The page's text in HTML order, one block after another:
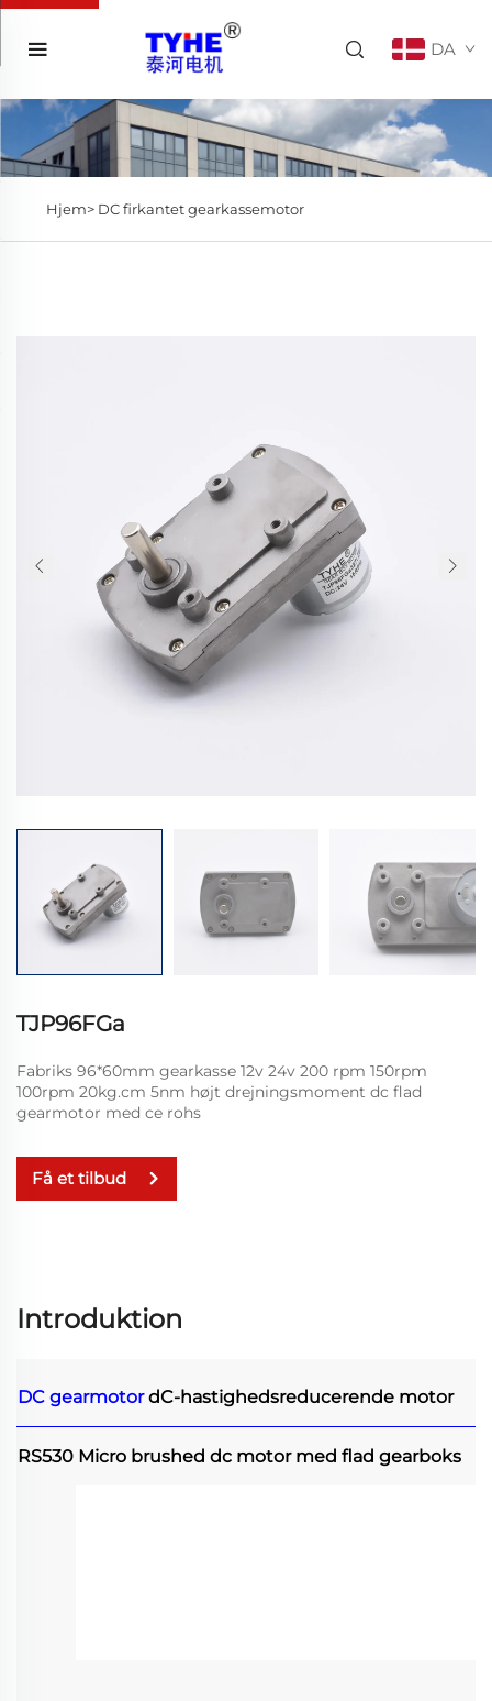
DA
Hjem> DC firkantet gearkassemotor
TJP96FGa
Fabriks 96*60mm gearkasse 12v 24v 200 rpm 150rpm
100rpm 20kg.cm 5nm højt drejningsmoment dc flad
gearmotor med ce rohs
Få et tilbud
Introduktion
DC gearmotordC-hastighedsreducerende motor
RS530 Micro brushed dc motor med flad gearboks